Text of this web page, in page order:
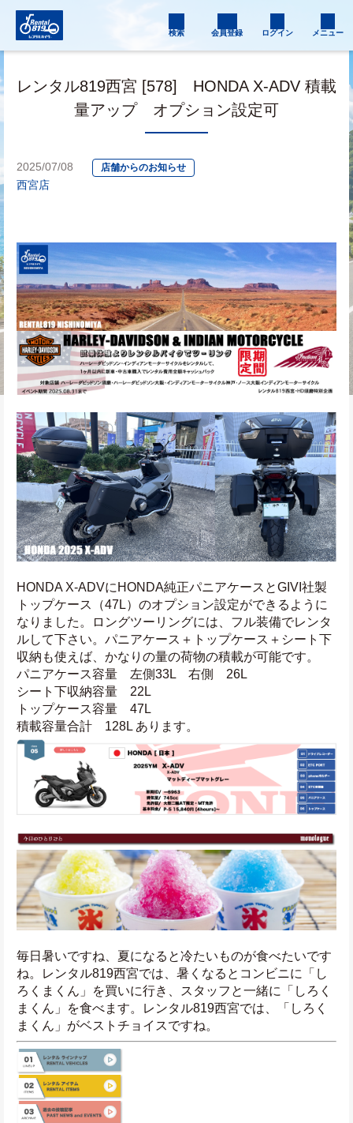
検索 会員登録 ログイン メニュー
レンタル819西宮 [578] HONDA X-ADV 積載
量アップ オプション設定可
2025/07/08 店舗からのお知らせ
西宮店
HONDA X-ADVにHONDA純正パニアケースとGIVI社製
トップケース（47L）のオプション設定ができるように
なりました。ロングツーリングには、フル装備でレンタ
ルして下さい。パニアケース＋トップケース＋シート下
収納も使えば、かなりの量の荷物の積載が可能です。
パニアケース容量　左側33L　右側　26L
シート下収納容量　22L
トップケース容量　47L
積載容量合計　128L あります。
毎日暑いですね、夏になると冷たいものが食べたいです
ね。レンタル819西宮では、暑くなるとコンビニに「し
ろくまくん」を買いに行き、スタッフと一緒に「しろく
まくん」を食べます。レンタル819西宮では、「しろく
まくん」がベストチョイスですね。